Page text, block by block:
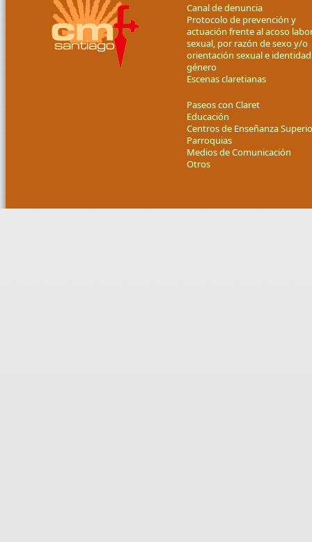
Canal de denuncia
Protocolo de prevención y
actuación frente al acoso
sexual, por razón de sexo y/o
orientación sexual e
género
Escenas claretianas
Paseos con Claret
Educación
Centros de Enseñanza
Parroquias
Medios de Comunicación
Otros